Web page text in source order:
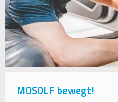
MOSOLF bewegt!